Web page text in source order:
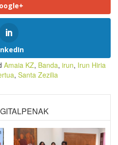
Amaia KZ, Banda, irun, Irun Hiria
, Santa Zezilia